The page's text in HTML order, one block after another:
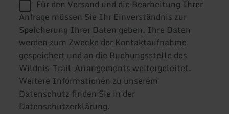
Für den Versand und die Bearbeitung Ihrer
Anfrage müssen Sie Ihr Einverständnis zur
Speicherung Ihrer Daten geben. Ihre Daten
werden zum Zwecke der Kontaktaufnahme
gespeichert und an die Buchungsstelle des
Wildnis-Trail-Arrangements weitergeleitet.
Weitere Informationen zu unserem
Datenschutz finden Sie in der
Datenschutzerklärung.